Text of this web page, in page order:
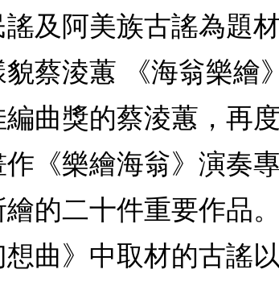
及阿美族古謠為題
蔡淩蕙 《海翁樂繪
曲獎的蔡淩蕙，再
《樂繪海翁》演奏
的二十件重要作品
曲》中取材的古謠